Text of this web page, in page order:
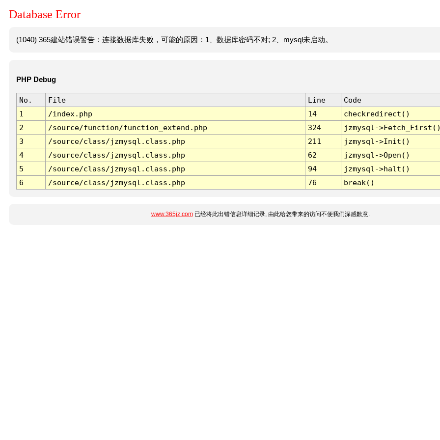
Database Error
(1040) 365建站错误警告：连接数据库失败，可能的原因：1、数据库密码不对; 2、mysql未启动。
PHP Debug
No. File Line
Code
1
/index.php 14
checkredirect()
2
/source/function/function_extend.php 324
jzmysql-
3
/source/class/jzmysql.class.php 211
jzmysql->Init()
4
/source/class/jzmysql.class.php 62
jzmysql->Open()
5
/source/class/jzmysql.class.php 94
jzmysql->halt()
6
/source/class/jzmysql.class.php 76 break()
www.365jz.com已经将此出错信息详细记录, 由此给您带来的访问不便我们深感歉意.